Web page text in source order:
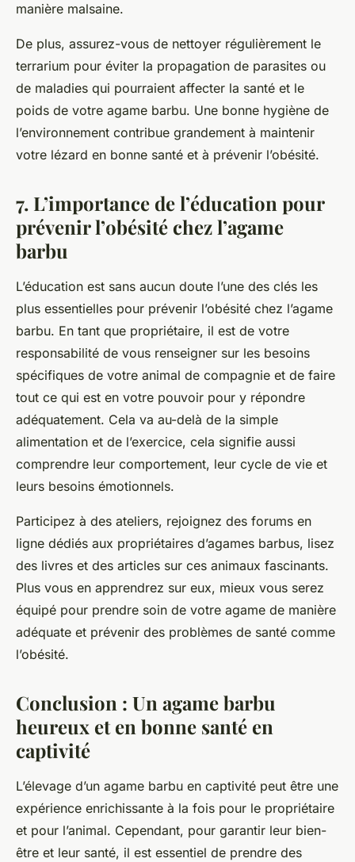
manière malsaine.
De plus, assurez-vous de nettoyer régulièrement le
terrarium pour éviter la propagation de parasites ou
de maladies qui pourraient affecter la santé et le
poids de votre agame barbu. Une bonne hygiène de
l’environnement contribue grandement à maintenir
votre lézard en bonne santé et à prévenir l’obésité.
7. L’importance de l’éducation pour
prévenir l’obésité chez l’agame
barbu
L’éducation est sans aucun doute l’une des clés les
plus essentielles pour prévenir l’obésité chez l’agame
barbu. En tant que propriétaire, il est de votre
responsabilité de vous renseigner sur les besoins
spécifiques de votre animal de compagnie et de faire
tout ce qui est en votre pouvoir pour y répondre
adéquatement. Cela va au-delà de la simple
alimentation et de l’exercice, cela signifie aussi
comprendre leur comportement, leur cycle de vie et
leurs besoins émotionnels.
Participez à des ateliers, rejoignez des forums en
ligne dédiés aux propriétaires d’agames barbus, lisez
des livres et des articles sur ces animaux fascinants.
Plus vous en apprendrez sur eux, mieux vous serez
équipé pour prendre soin de votre agame de manière
adéquate et prévenir des problèmes de santé comme
l’obésité.
Conclusion : Un agame barbu
heureux et en bonne santé en
captivité
L’élevage d’un agame barbu en captivité peut être une
expérience enrichissante à la fois pour le propriétaire
et pour l’animal. Cependant, pour garantir leur bien-
être et leur santé, il est essentiel de prendre des